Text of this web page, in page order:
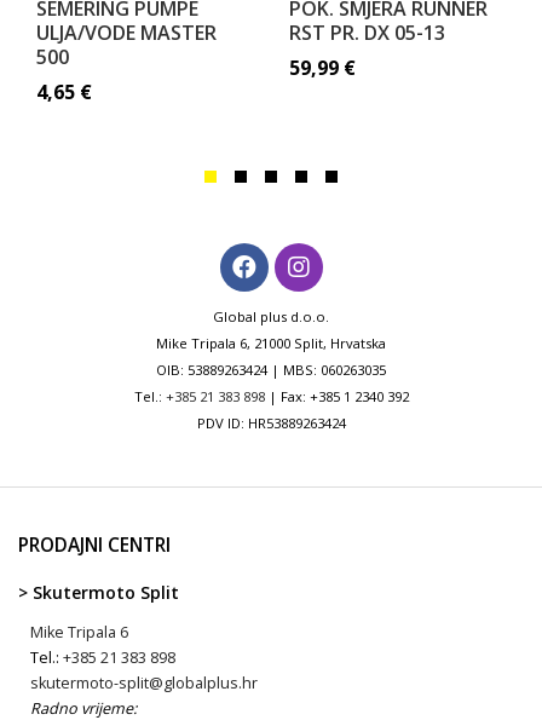
SEMERING PUMPE
ULJA/VODE MASTER
500
4,65 €
POK. SMJERA RUNNER
RST PR. DX 05-13
59,99 €
Global plus d.o.o.
Mike Tripala 6, 21000 Split, Hrvatska
OIB: 53889263424 | MBS: 060263035
Tel.: +385 21 383 898| Fax: +385 1 2340 392
PDV ID: HR53889263424
PRODAJNI CENTRI
> Skutermoto Split
Mike Tripala 6
Tel.: +385 21 383 898
skutermoto-split@globalplus.hr
Radno vrijeme: